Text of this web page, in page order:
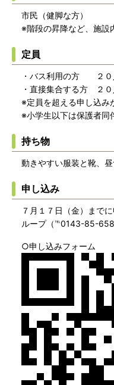
市民（健脚な方）
※階段の昇降など、施設
定員
・バス利用の方 ２０
・直接集合する方 ２０
※定員を超える申し込み
※小学生以下は保護者同
持ち物
動きやすい服装と靴、
申し込み
７月１７日（金）まで
ループ（℡0143-85-
○申し込みフォーム